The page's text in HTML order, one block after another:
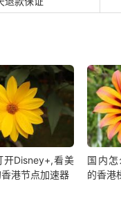
开Disney+,看美
港节点加速器
国内
的香港